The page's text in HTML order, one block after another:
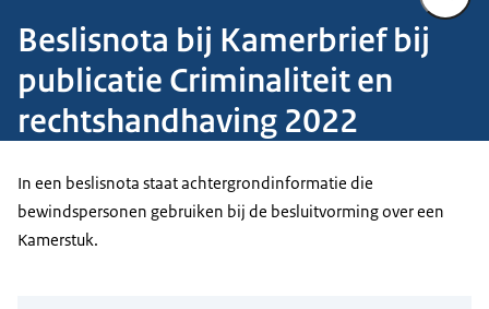
Beslisnota bij Kamerbrief bij
publicatie Criminaliteit en
rechtshandhaving 2022
In een beslisnota staat achtergrondinformatie die
bewindspersonen gebruiken bij de besluitvorming over een
Kamerstuk.